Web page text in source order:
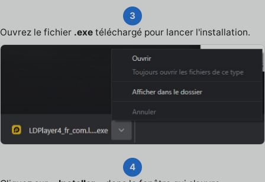
3
Ouvrez le fichier .exe téléchargé pour lancer l'installation.
4